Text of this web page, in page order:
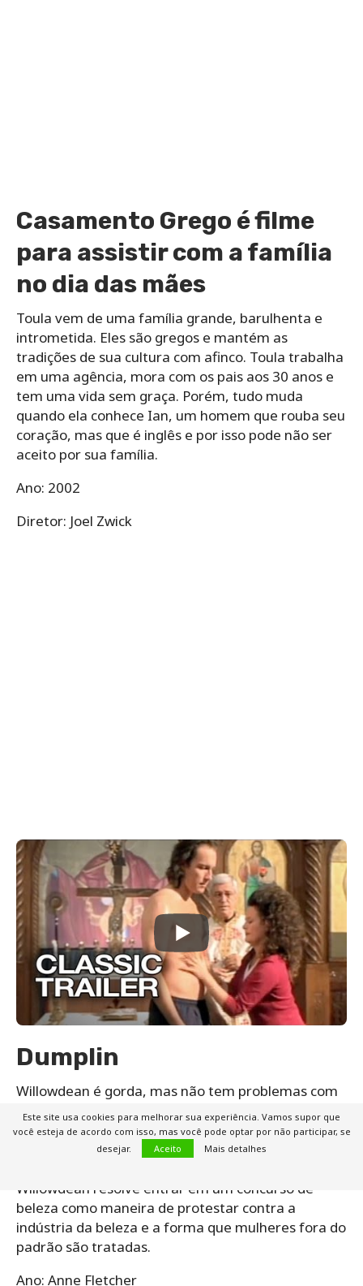
Casamento Grego é filme
para assistir com a família
no dia das mães
Toula vem de uma família grande, barulhenta e
intrometida. Eles são gregos e mantém as
tradições de sua cultura com afinco. Toula trabalha
em uma agência, mora com os pais aos 30 anos e
tem uma vida sem graça. Porém, tudo muda
quando ela conhece Ian, um homem que rouba seu
coração, mas que é inglês e por isso pode não ser
aceito por sua família.
Ano: 2002
Diretor: Joel Zwick
Dumplin
Willowdean é gorda, mas não tem problemas com
sua aparência. Ela aceita seu corpo como é e sabe
ter confiança. Porém, sua mãe é uma ex-miss e
não respeita a aceitação que a jovem tem com o
Willowdean resolve entrar em um concurso de
beleza como maneira de protestar contra a
indústria da beleza e a forma que mulheres fora do
padrão são tratadas.
Ano: Anne Fletcher
Este site usa cookies para melhorar sua experiência. Vamos supor que
você esteja de acordo com isso, mas você pode optar por não participar, se
desejar.
Aceito Mais detalhes